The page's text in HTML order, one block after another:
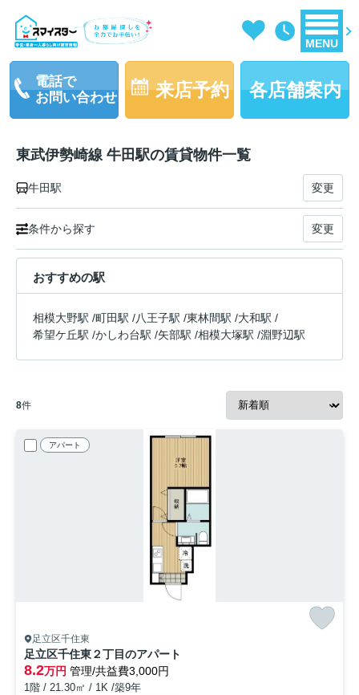
MENU
電話で
お問い合わせ
来店予約 各店舗案内
東武伊勢崎線 牛田駅の賃貸物件一覧
牛田駅 変更
条件から探す 変更
おすすめの駅
相模大野駅 /町田駅 /八王子駅 /東林間駅 /大和駅 /
希望ケ丘駅 /かしわ台駅 /矢部駅 /相模大塚駅 /淵野辺駅
8件
アパート
足立区千住東
足立区千住東２丁目のアパート
8.2万円 管理/共益費3,000円
1階 / 21.30㎡ / 1K /築9年